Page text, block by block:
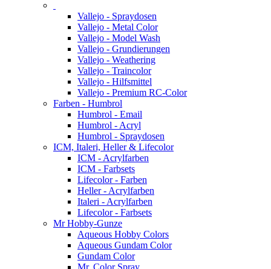
Vallejo - Spraydosen
Vallejo - Metal Color
Vallejo - Model Wash
Vallejo - Grundierungen
Vallejo - Weathering
Vallejo - Traincolor
Vallejo - Hilfsmittel
Vallejo - Premium RC-Color
Farben - Humbrol
Humbrol - Email
Humbrol - Acryl
Humbrol - Spraydosen
ICM, Italeri, Heller & Lifecolor
ICM - Acrylfarben
ICM - Farbsets
Lifecolor - Farben
Heller - Acrylfarben
Italeri - Acrylfarben
Lifecolor - Farbsets
Mr Hobby-Gunze
Aqueous Hobby Colors
Aqueous Gundam Color
Gundam Color
Mr. Color Spray